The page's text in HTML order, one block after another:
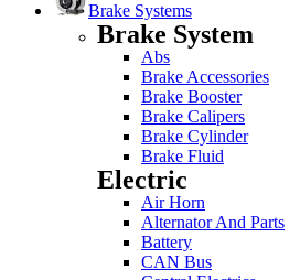
Brake Systems
Brake System
Abs
Brake Accessories
Brake Booster
Brake Calipers
Brake Cylinder
Brake Fluid
Electric
Air Horn
Alternator And Parts
Battery
CAN Bus